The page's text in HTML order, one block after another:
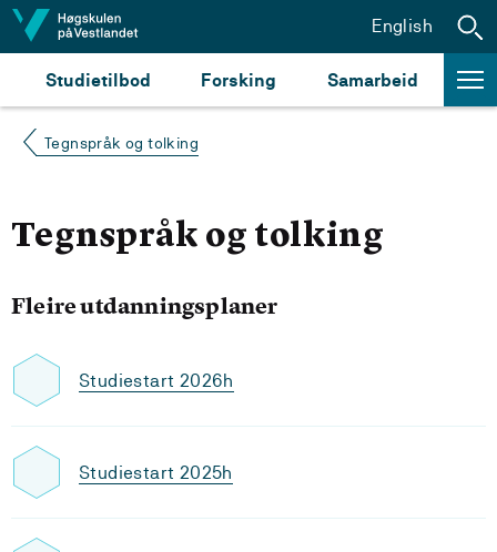
Hopp til innhald
Studietilbod Forsking Samarbeid
English
Tegnspråk og tolking
Tegnspråk og tolking
Fleire utdanningsplaner
Studiestart 2026h
Studiestart 2025h